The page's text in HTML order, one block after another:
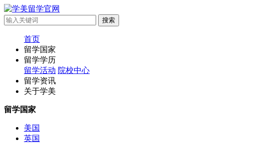
首页
留学国家
留学学历
留学活动 院校中心
留学资讯
关于学美
留学国家
美国
英国